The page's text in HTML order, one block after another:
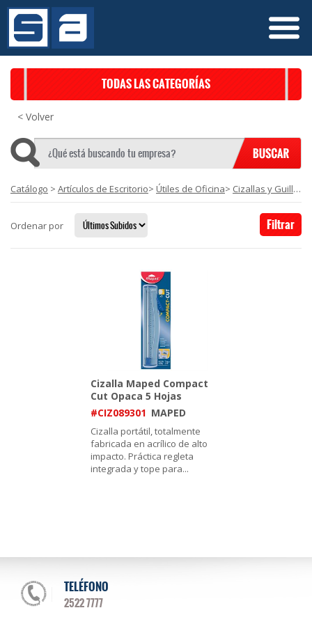
TODAS LAS CATEGORÍAS
< Volver
Catálogo > Artículos de Escritorio> Útiles de Oficina> Cizallas y Guillotinas
Ordenar por Filtrar
Cizalla Maped Compact
Cut Opaca 5 Hojas
#CIZ089301 MAPED
Cizalla portátil, totalmente
fabricada en acrílico de alto
impacto. Práctica regleta
integrada y tope para...
TELÉFONO
2522 7777